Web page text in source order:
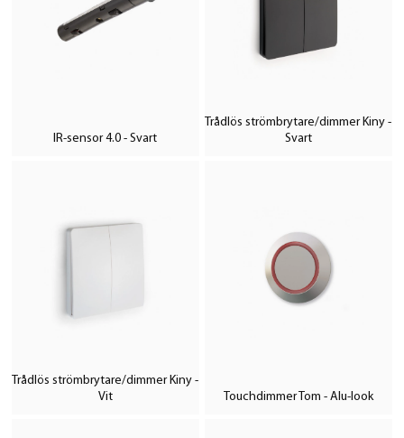
IR-sensor 4.0 - Svart
Trådlös strömbrytare/dimmer Kiny -
Svart
Trådlös strömbrytare/dimmer Kiny -
Vit
Touchdimmer Tom - Alu-look